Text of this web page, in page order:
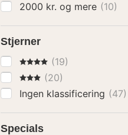
2000 kr. og mere (10)
Stjerner
4 Stjerner
(19)
3 Stjerner
(20)
Ingen klassificering (47)
Specials